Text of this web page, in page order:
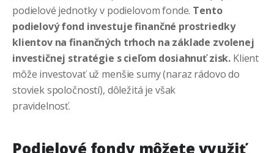
podielové jednotky v podielovom fonde. Tento
podielový fond investuje finančné prostriedky
klientov na finančných trhoch na základe zvolenej
investičnej stratégie s cieľom dosiahnuť zisk. Klient
môže investovať už menšie sumy (naraz rádovo do
stoviek spoločností), dôležitá je však
pravidelnosť.
Podielové fondy môžete využiť